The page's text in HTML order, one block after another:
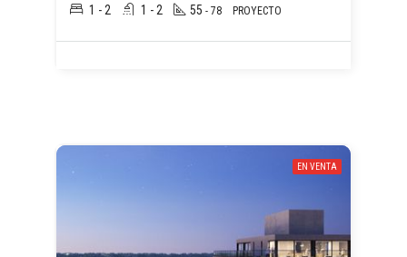
1 - 2 1 - 2 55 - 78 PROYECTO
EN VENTA